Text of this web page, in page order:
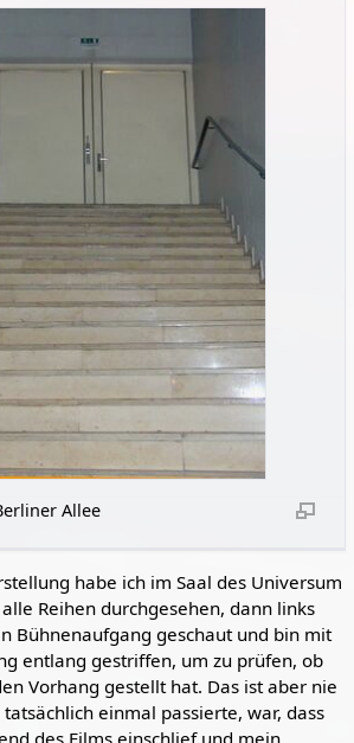
Allee
habe ich im Saal des Universum
Reihen durchgesehen, dann links
Bühnenaufgang geschaut und bin mit
entlang gestriffen, um zu prüfen, ob
Vorhang gestellt hat. Das ist aber nie
einmal passierte, war, dass